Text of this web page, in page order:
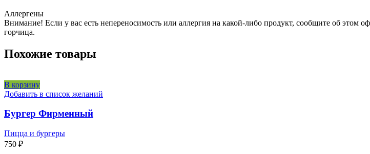
Аллергены
Внимание! Если у вас есть непереносимость или аллергия на какой-либо продукт, сообщите об этом
горчица.
Похожие товары
В корзину
Добавить в список желаний
Бургер Фирменный
Пицца и бургеры
750 ₽